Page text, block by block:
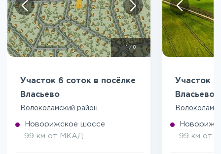
1/8
Участок 6 соток в посёлке
Власьево
Волоколамский район
Новорижское шоссе
99 км от МКАД
Участок 7
Власьево
99 км от